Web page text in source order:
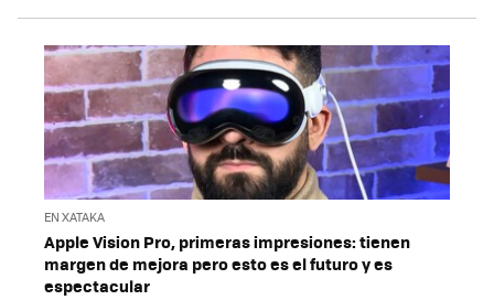
EN XATAKA
Apple Vision Pro, primeras impresiones: tienen
margen de mejora pero esto es el futuro y es
espectacular